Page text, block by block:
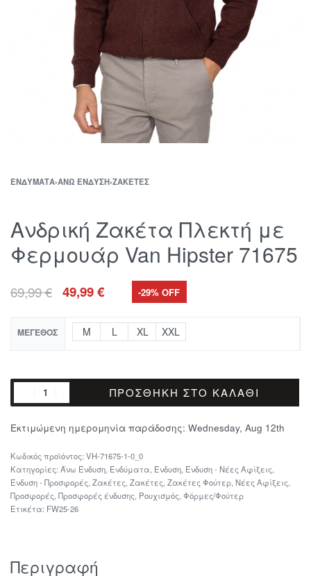
ΕΝΔΎΜΑΤΑ›ΆΝΩ ΈΝΔΥΣΗ›ΖΑΚΈΤΕΣ
Ανδρική Ζακέτα Πλεκτή με
Φερμουάρ Van Hipster 71675
69,99€ 49,99€ -29% OFF
ΜΈΓΕΘΟΣ M L XL XXL
ΠΡΟΣΘΉΚΗ ΣΤΟ ΚΑΛΆΘΙ
Εκτιμώμενη ημερομηνία παράδοσης: Wednesday, Aug 12th
VH-71675-1-0_0
Κατηγορίες: Άνω Ένδυση Ενδύματα Ένδυση Ένδυση - Νέες Αφίξεις
Ένδυση - Προσφορές Ζακέτες Ζακέτες Ζακέτες Φούτερ Νέες Αφίξεις
Προσφορές Προσφορές ένδυσης Ρουχισμός Φόρμες/Φούτερ
Ετικέτα: FW25-26
Περιγραφή